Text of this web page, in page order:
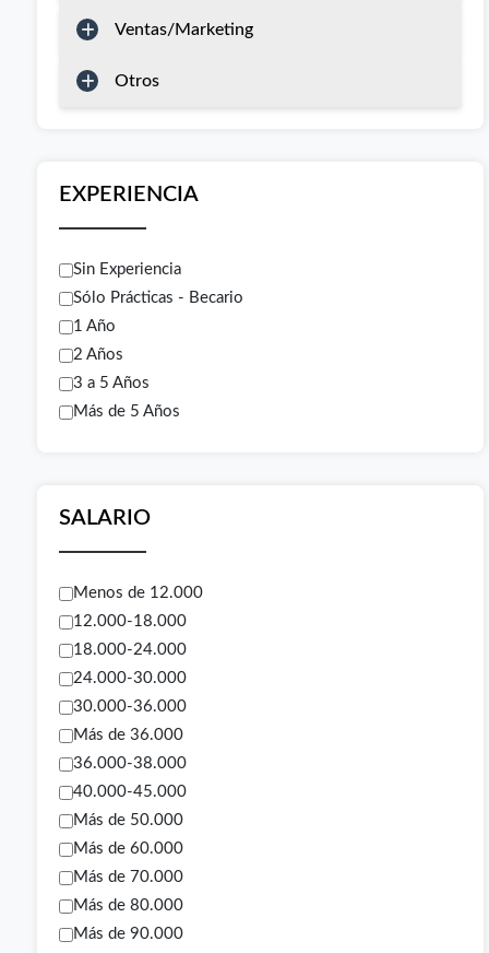
Ventas/Marketing
Otros
EXPERIENCIA
Sin Experiencia
Sólo Prácticas - Becario
1 Año
2 Años
3 a 5 Años
Más de 5 Años
SALARIO
Menos de 12.000
12.000-18.000
18.000-24.000
24.000-30.000
30.000-36.000
Más de 36.000
36.000-38.000
40.000-45.000
Más de 50.000
Más de 60.000
Más de 70.000
Más de 80.000
Más de 90.000